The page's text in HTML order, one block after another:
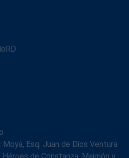
Moya, Esq. Juan de Dios Ventura